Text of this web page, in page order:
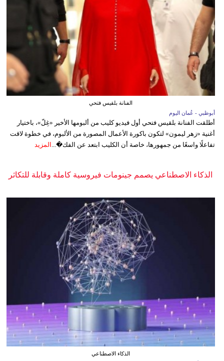
الفنانة بلقيس فتحي
أبوظبي - عُمان اليوم
أطلقت الفنانة بلقيس فتحي أول فيديو كليب من ألبومها الأخير «غِلّ»، باختيار
أغنية «زهر ليمون» لتكون باكورة الأعمال المصورة من الألبوم، في خطوة لاقت
تفاعلًا واسعًا من جمهورها، خاصة أن الكليب ابتعد عن الفك�... المزيد
الذكاء الاصطناعي يصمم جينومات فيروسية كاملة وقابلة للتكاثر
الذكاء الاصطناعي